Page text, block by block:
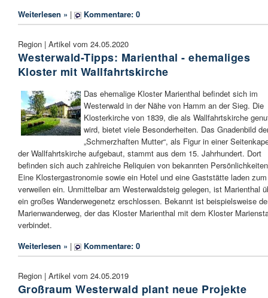
Weiterlesen » | Kommentare: 0
Region | Artikel vom 24.05.2020
Westerwald-Tipps: Marienthal - ehemaliges
Kloster mit Wallfahrtskirche
Das ehemalige Kloster Marienthal befindet sich im
Westerwald in der Nähe von Hamm an der Sieg. Die
Klosterkirche von 1839, die als Wallfahrtskirche
wird, bietet viele Besonderheiten. Das Gnadenbild
„Schmerzhaften Mutter“, als Figur in einer
der Wallfahrtskirche aufgebaut, stammt aus dem 15. Jahrhundert. Dort
befinden sich auch zahlreiche Reliquien von bekannten
Eine Klostergastronomie sowie ein Hotel und eine Gaststätte laden zum
verweilen ein. Unmittelbar am Westerwaldsteig gelegen, ist Marienthal
ein großes Wanderwegenetz erschlossen. Bekannt ist beispielsweise
Marienwanderweg, der das Kloster Marienthal mit dem Kloster
verbindet.
Weiterlesen » | Kommentare: 0
Region | Artikel vom 24.05.2019
Großraum Westerwald plant neue Projekte